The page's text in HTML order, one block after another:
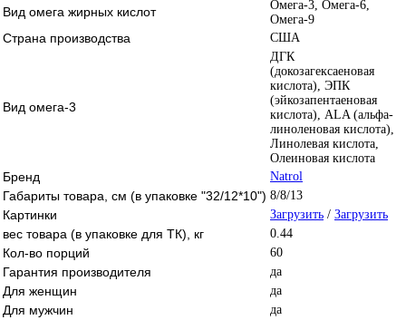
Вид омега жирных кислот
Омега-3, Омега-6,
Омега-9
Страна производства США
Вид омега-3
ДГК
(докозагексаеновая
кислота), ЭПК
(эйкозапентаеновая
кислота), ALA (альфа-
линоленовая кислота),
Линолевая кислота,
Олеиновая кислота
Бренд Natrol
Габариты товара, см (в упаковке "32/12*10") 8/8/13
Картинки Загрузить / Загрузить
вес товара (в упаковке для ТК), кг 0.44
Кол-во порций 60
Гарантия производителя да
Для женщин да
Для мужчин да